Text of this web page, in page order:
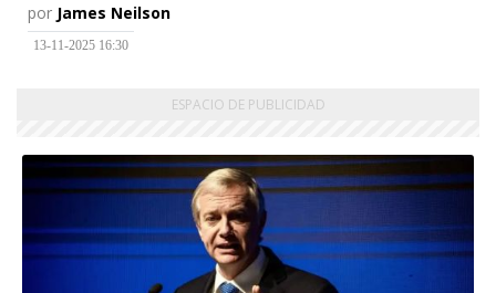
por James Neilson
13-11-2025 16:30